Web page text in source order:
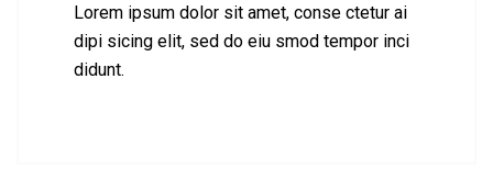
Lorem ipsum dolor sit amet, conse ctetur ai
dipi sicing elit, sed do eiu smod tempor inci
didunt.